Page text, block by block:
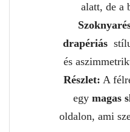
alatt, de a
drapériás
és
Részlet: A
egy magas
oldalon, ami